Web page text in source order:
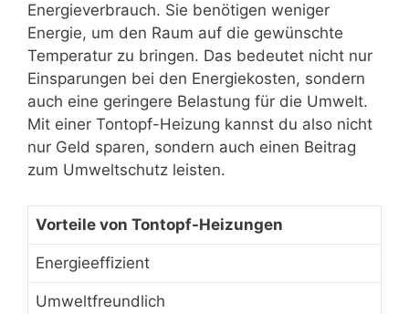
Energieverbrauch. Sie benötigen weniger
Energie, um den Raum auf die gewünschte
Temperatur zu bringen. Das bedeutet nicht nur
Einsparungen bei den Energiekosten, sondern
auch eine geringere Belastung für die Umwelt.
Mit einer Tontopf-Heizung kannst du also nicht
nur Geld sparen, sondern auch einen Beitrag
zum Umweltschutz leisten.
Vorteile von Tontopf-Heizungen
Energieeffizient
Umweltfreundlich